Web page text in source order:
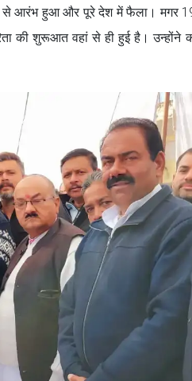
से आरंभ हुआ और पूरे देश में फैला। मगर
की शुरूआत वहां से ही हुई है। उन्होंने